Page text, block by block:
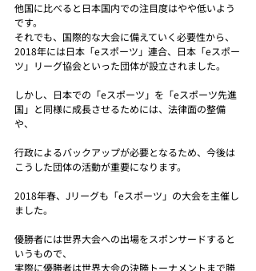
他国に比べると日本国内での注目度はやや低いよう
です。
それでも、国際的な大会に備えていく必要性から、
2018年には日本「eスポーツ」連合、日本「eスポー
ツ」リーグ協会といった団体が設立されました。
しかし、日本での「eスポーツ」を「eスポーツ先進
国」と同様に成長させるためには、法律面の整備
や、
行政によるバックアップが必要となるため、今後は
こうした団体の活動が重要になります。
2018年春、Jリーグも「eスポーツ」の大会を主催し
ました。
優勝者には世界大会への出場をスポンサードすると
いうもので、
実際に優勝者は世界大会の決勝トーナメントまで勝